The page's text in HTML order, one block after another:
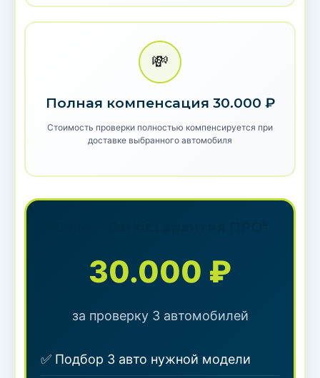
💸
Полная компенсация 30.000 ₽
Стоимость проверки полностью компенсируется при
доставке выбранного автомобиля
30.000 ₽
за проверку 3 автомобилей
✅ Подбор 3 авто нужной модели